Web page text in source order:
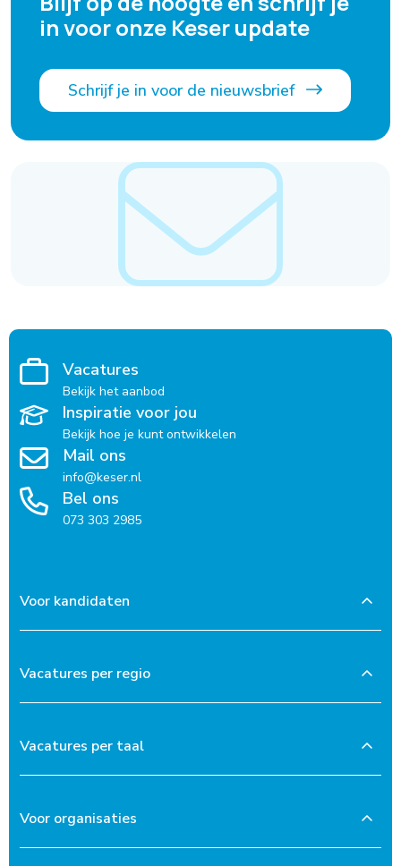
in voor onze Keser update
Schrijf je in voor de nieuwsbrief
Vacatures
Bekijk het aanbod
Inspiratie voor jou
Bekijk hoe je kunt ontwikkelen
Mail ons
info@keser.nl
Bel ons
073 303 2985
Voor kandidaten
Vacatures per regio
Vacatures per taal
Voor organisaties